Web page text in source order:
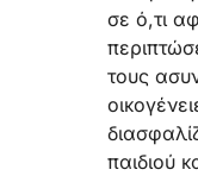
σε ό,τι
τους
παιδιού